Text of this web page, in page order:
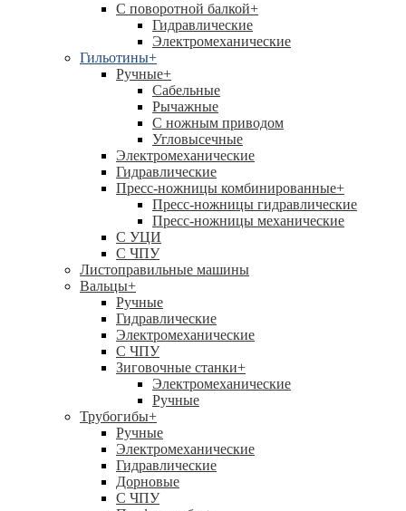
С поворотной балкой+
Гидравлические
Электромеханические
Гильотины+
Ручные+
Сабельные
Рычажные
С ножным приводом
Угловысечные
Электромеханические
Гидравлические
Пресс-ножницы комбинированные+
Пресс-ножницы гидравлические
Пресс-ножницы механические
С УЦИ
С ЧПУ
Листоправильные машины
Вальцы+
Ручные
Гидравлические
Электромеханические
С ЧПУ
Зиговочные станки+
Электромеханические
Ручные
Трубогибы+
Ручные
Электромеханические
Гидравлические
Дорновые
С ЧПУ